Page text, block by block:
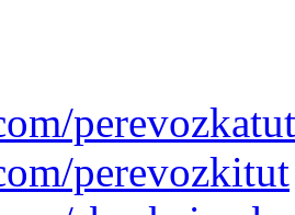
perevozkatut
perevozkitut